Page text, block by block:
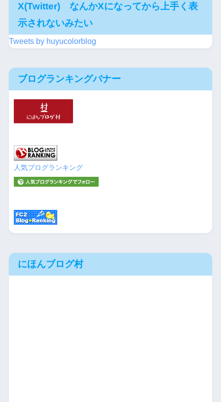
X(Twitter) なんかXになってから上手く表
示されないみたい
Tweets by huyucolorblog
ブログランキングバナー
人気ブログランキング
にほんブログ村